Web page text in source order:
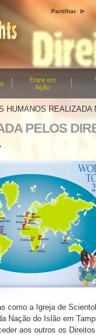
Partilhar
Entre em
Ação
HUMANOS REALIZADA
PELOS
como a Igreja de
Nação do Islão em
aos outros os